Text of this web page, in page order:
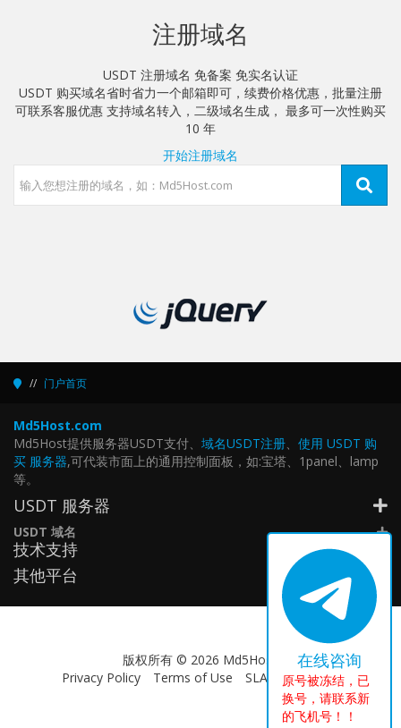
注册域名
USDT 注册域名 免备案 免实名认证
USDT 购买域名省时省力一个邮箱即可，续费价格优惠，批量注册
可联系客服优惠 支持域名转入，二级域名生成， 最多可一次性购买
10 年
开始注册域名
门户首页
Md5Host.com
Md5Host提供服务器USDT支付、 域名USDT注册、 使用 USDT 购
买 服务器,可代装市面上的通用控制面板，如:宝塔、1panel、lamp
等。
USDT 服务器
USDT 域名
技术支持
其他平台
版权所有 © 2026 Md5Host.
Privacy Policy
Terms of Use SLA Aggrement
在线咨询
原号被冻结，已
换号，请联系新
的飞机号！！